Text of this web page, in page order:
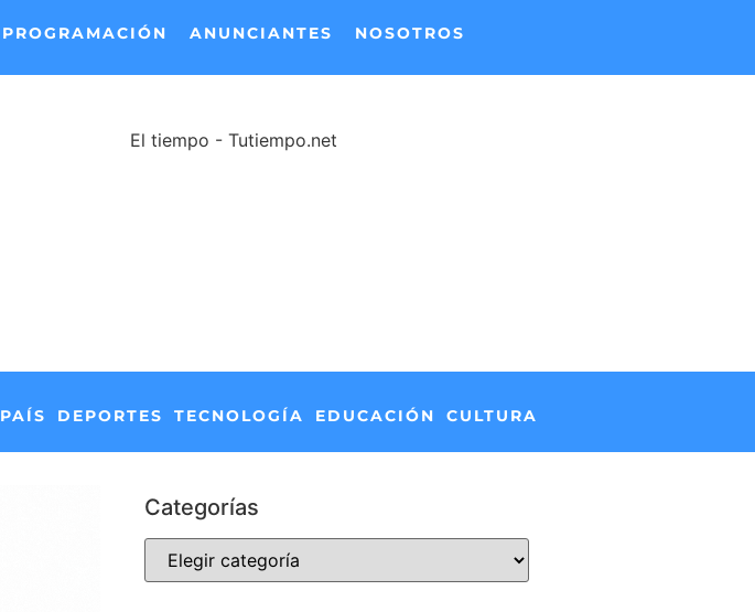
PROGRAMACIÓN ANUNCIANTES NOSOTROS
El tiempo - Tutiempo.net
PAÍS DEPORTES TECNOLOGÍA EDUCACIÓN CULTURA
Categorías